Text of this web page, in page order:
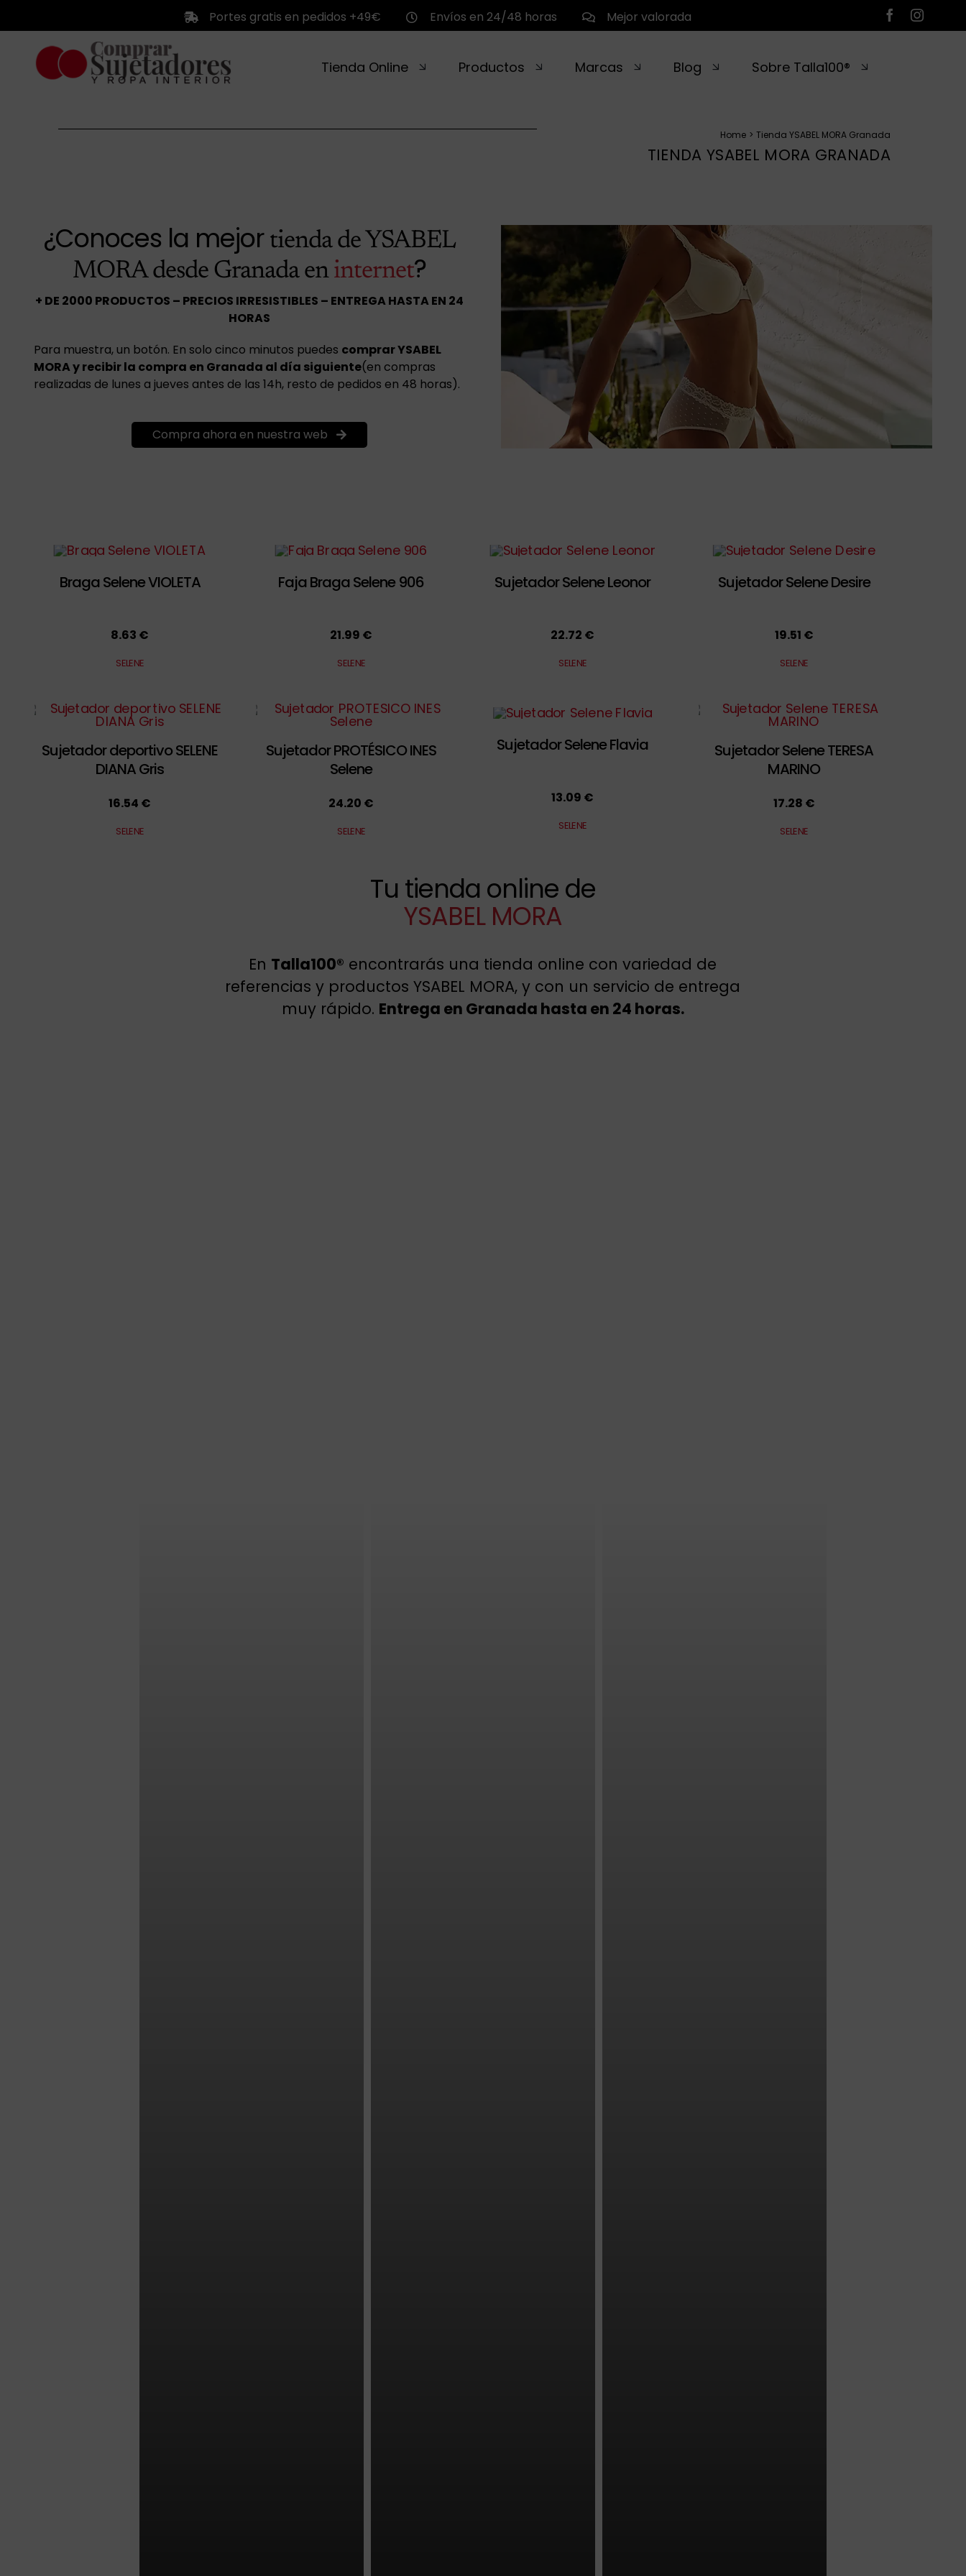
contenido
Portes gratis en pedidos +49€ Envíos en 24/48 horas Mejor valorada
Tienda Online Productos Marcas Blog Sobre Talla100®
Home Tienda YSABEL MORA Granada
TIENDA YSABEL MORA GRANADA
¿Conoces la mejor tienda de YSABEL
MORA desde Granada en internet?
+ DE 2000 PRODUCTOS – PRECIOS IRRESISTIBLES – ENTREGA HASTA EN 24
HORAS
Para muestra, un botón. En solo cinco minutos puedes comprar YSABEL
MORA y recibir la compra en Granada al día siguiente(en compras
realizadas de lunes a jueves antes de las 14h, resto de pedidos en 48 horas).
Compra ahora en nuestra web
Braga Selene VIOLETA
8.63 €
SELENE
Faja Braga Selene 906
21.99 €
SELENE
Sujetador Selene Leonor
22.72 €
SELENE
Sujetador Selene Desire
19.51 €
SELENE
Sujetador deportivo SELENE
DIANA Gris
16.54 €
SELENE
Sujetador PROTÉSICO INES
Selene
24.20 €
SELENE
Sujetador Selene Flavia
13.09 €
SELENE
Sujetador Selene TERESA
MARINO
17.28 €
SELENE
Tu tienda online de
YSABEL MORA
En Talla100® encontrarás una tienda online con variedad de
referencias y productos YSABEL MORA, y con un servicio de entrega
muy rápido. Entrega en Granada hasta en 24 horas.